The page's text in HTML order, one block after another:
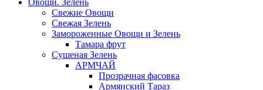
Овощи. Зелень
Свежие Овощи
Свежая Зелень
Замороженные Овощи и Зелень
Тамара фрут
Сушеная Зелень
АРМЧАЙ
Прозрачная фасовка
Армянский Тараз